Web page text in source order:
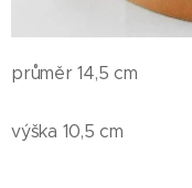
průměr 14,5 cm
výška 10,5 cm